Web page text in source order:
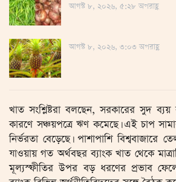
আগস্ট ৮, ২০২৬, ৫:২৮ অপরাহ্ণ
আগস্ট ৮, ২০২৬, ৩:০৩ অপরাহ্ণ
খাত সংশ্লিষ্টরা বলছেন, সরকারের সুদ
কারণে সঞ্চয়পত্রে ঋণ কমেছে। এই চাপ
নির্ভরতা বেড়েছে। পাশাপাশি
যাওয়ায় গত অর্থবছর ব্যাংক খাত থেকে
মূল্যস্ফীতির উপর বড় ধরণের প্রভাব